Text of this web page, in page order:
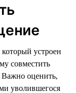
устроен
совместить
Важно оценить,
уволившегося